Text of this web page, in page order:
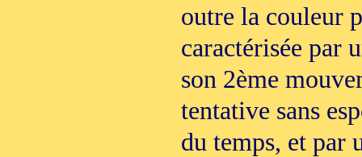
outre la couleur
caractérisée par
son 2ème
tentative sans
du temps, et par